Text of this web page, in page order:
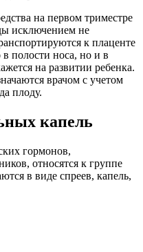
на первом триместре
исключением не
к плаценте
полости носа, но и в
на развитии ребенка.
врачом с учетом
плоду.
капель
гормонов,
относятся к группе
в виде спреев, капель,